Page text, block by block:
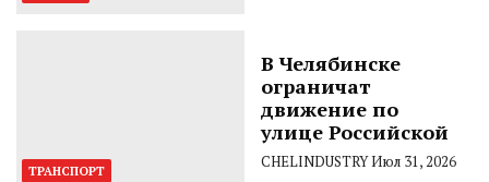
ТРАНСПОРТ
В Челябинске
ограничат
движение по
улице Российской
CHELINDUSTRYИюл 31, 2026